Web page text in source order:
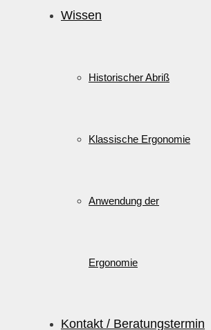
Wissen
Historischer Abriß
Klassische Ergonomie
Anwendung der
Ergonomie
Kontakt / Beratungstermin